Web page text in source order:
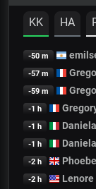
KK HA
-50 m
-57 m
-59 m
-1 h
-1 h Daniela
-1 h Daniela
-2 h Phoebe
-2 h Lenore